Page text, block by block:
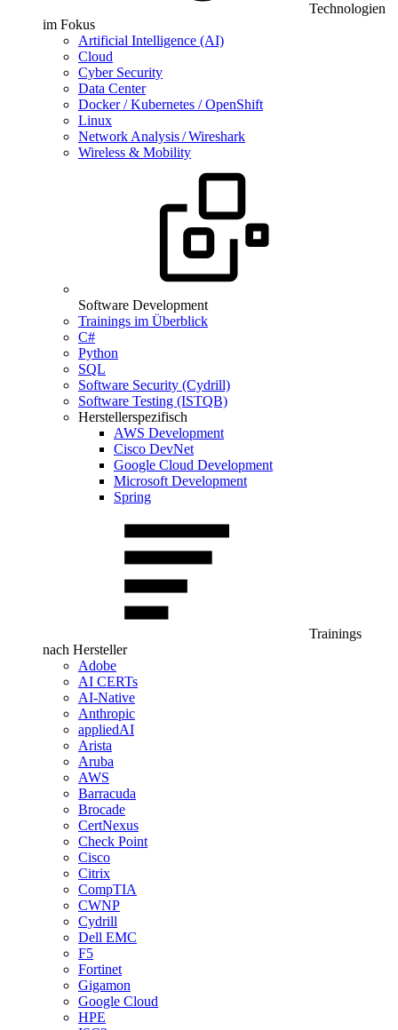
Technologien
im Fokus
Artificial Intelligence (AI)
Cloud
Cyber Security
Data Center
Docker / Kubernetes / OpenShift
Linux
Network Analysis / Wireshark
Wireless & Mobility
Software Development
Trainings im Überblick
C#
Python
SQL
Software Security (Cydrill)
Software Testing (ISTQB)
Herstellerspezifisch
AWS Development
Cisco DevNet
Google Cloud Development
Microsoft Development
Spring
Trainings
nach Hersteller
Adobe
AI CERTs
AI-Native
Anthropic
appliedAI
Arista
Aruba
AWS
Barracuda
Brocade
CertNexus
Check Point
Cisco
Citrix
CompTIA
CWNP
Cydrill
Dell EMC
F5
Fortinet
Gigamon
Google Cloud
HPE